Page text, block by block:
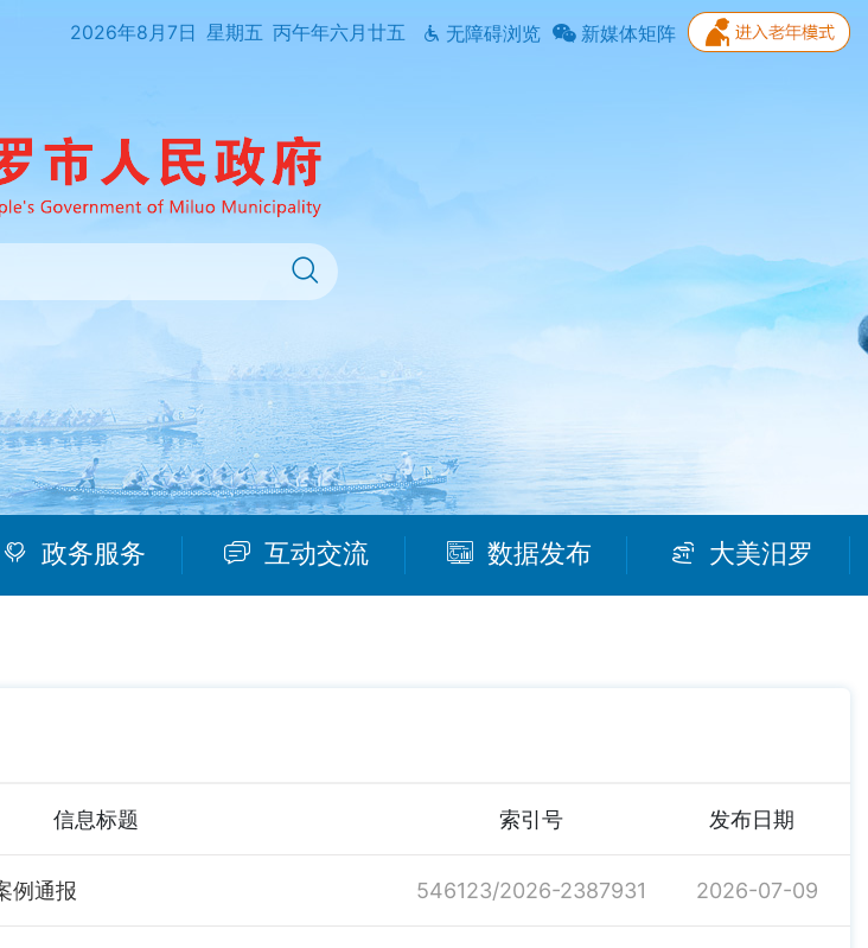
2026年8月7日 星期五 丙午年六月廿五 无障碍浏览 新媒体矩阵
政务服务 互动交流 数据发布 大美汨罗
信息标题 索引号 发布日期
例通报 546123/2026-2387931 2026-07-09